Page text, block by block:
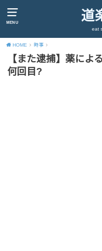
MENU 道
eat
HOME 時事
【また逮捕】薬によ
何回目?